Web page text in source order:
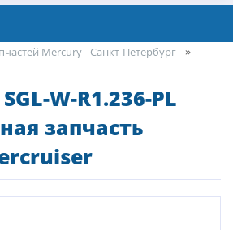
Mercury - Санкт-Петербург
W-R1.236-PL
запчасть